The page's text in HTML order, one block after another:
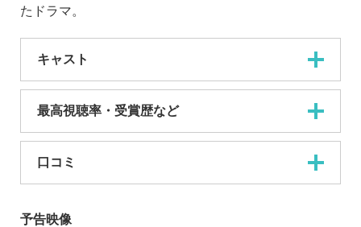
たドラマ。
キャスト
最高視聴率・受賞歴など
口コミ
予告映像